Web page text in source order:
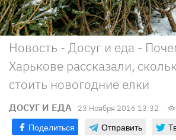
Новость - Досуг и еда -
Харькове рассказали,
стоить новогодние елки
ДОСУГ И ЕДА 23 Ноября 2016 13:32
Поделиться Отправить